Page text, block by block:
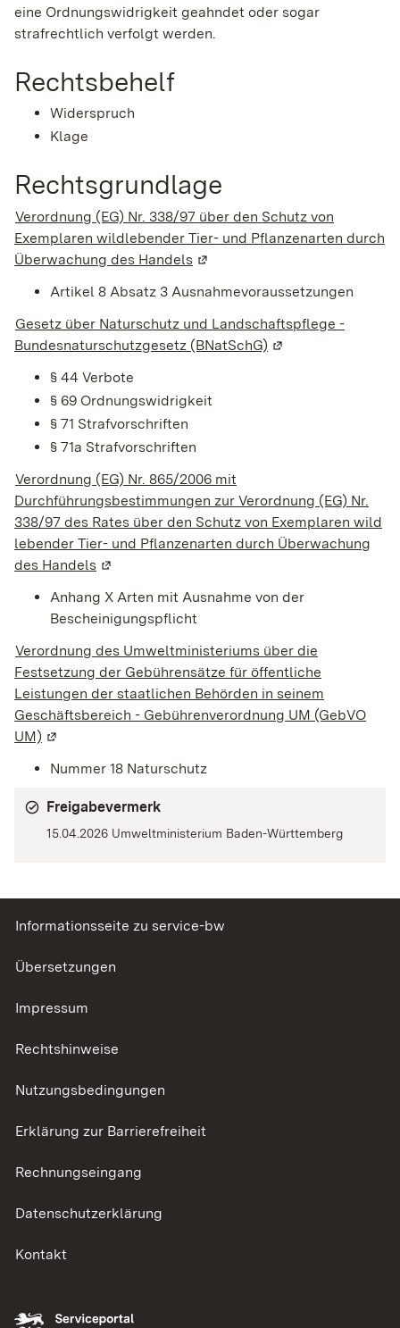
eine Ordnungswidrigkeit geahndet oder sogar
strafrechtlich verfolgt werden.
Rechtsbehelf
Widerspruch
Klage
Rechtsgrundlage
Verordnung (EG) Nr. 338/97 über den Schutz von
Exemplaren wildlebender Tier- und Pflanzenarten durch
Überwachung des Handels (Wird in einem neuen Fenster
Artikel 8 Absatz 3 Ausnahmevoraussetzungen
Gesetz über Naturschutz und Landschaftspflege -
Bundesnaturschutzgesetz (BNatSchG) (Wird in einem
§ 44 Verbote
§ 69 Ordnungswidrigkeit
§ 71 Strafvorschriften
§ 71a Strafvorschriften
Verordnung (EG) Nr. 865/2006 mit
Durchführungsbestimmungen zur Verordnung (EG) Nr.
338/97 des Rates über den Schutz von Exemplaren wild
lebender Tier- und Pflanzenarten durch Überwachung
des Handels (Wird in einem neuen Fenster geöffnet)
Anhang X Arten mit Ausnahme von der
Bescheinigungspflicht
Verordnung des Umweltministeriums über die
Festsetzung der Gebührensätze für öffentliche
Leistungen der staatlichen Behörden in seinem
Geschäftsbereich - Gebührenverordnung UM (GebVO
UM) (Wird in einem neuen Fenster geöffnet)
Nummer 18 Naturschutz
Freigabevermerk
15.04.2026 Umweltministerium Baden-Württemberg
Informationsseite zu service-bw
Übersetzungen
Impressum
Rechtshinweise
Nutzungsbedingungen
Erklärung zur Barrierefreiheit
Rechnungseingang
Datenschutzerklärung
Kontakt